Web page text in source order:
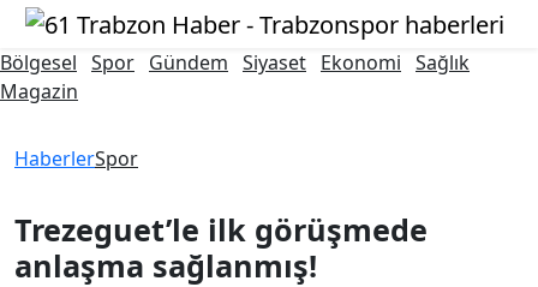
Bölgesel Spor Gündem Siyaset Ekonomi Sağlık
Magazin
HaberlerSpor
Trezeguet’le ilk görüşmede
anlaşma sağlanmış!